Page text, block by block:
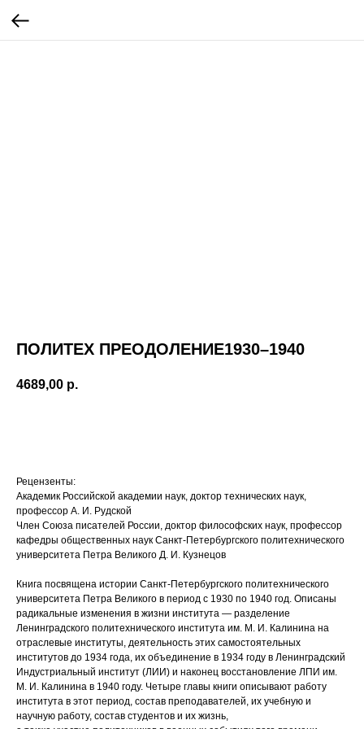
ПОЛИТЕХ ПРЕОДОЛЕНИЕ1930–1940
4689,00 р.
Рецензенты:
Академик Российской академии наук, доктор технических наук,
профессор А. И. Рудской
Член Союза писателей России, доктор философских наук, профессор
кафедры общественных наук Санкт-Петербургского политехнического
университета Петра Великого Д. И. Кузнецов
Книга посвящена истории Санкт-Петербургского политехнического
университета Петра Великого в период с 1930 по 1940 год. Описаны
радикальные изменения в жизни института — разделение
Ленинградского политехнического института им. М. И. Калинина на
отраслевые институты, деятельность этих самостоятельных
институтов до 1934 года, их объединение в 1934 году в Ленинградский
Индустриальный институт (ЛИИ) и наконец восстановление ЛПИ им.
М. И. Калинина в 1940 году. Четыре главы книги описывают работу
института в этот период, состав преподавателей, их учебную и
научную работу, состав студентов и их жизнь,